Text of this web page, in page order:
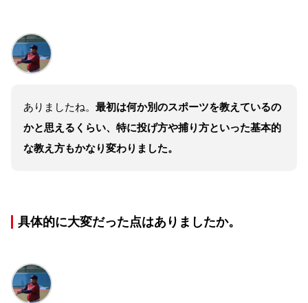
ありましたね。 最初は何か別のスポーツを教えているの
かと思えるくらい、特に投げ方や捕り方といった基本的
な教え方もかなり変わりました。
具体的に大変だった点はありましたか。